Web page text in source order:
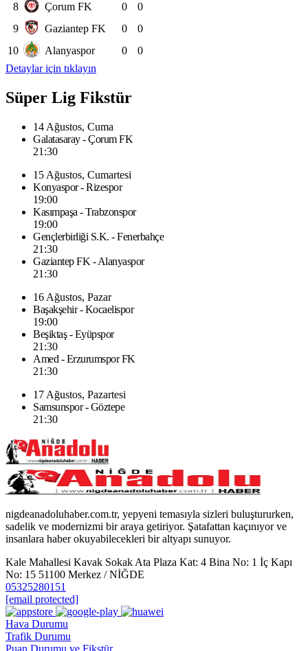
8
Çorum FK 0
0
9
Gaziantep FK 0
0
10
Alanyaspor 0
0
Detaylar için tıklayın
Süper Lig Fikstür
14 Ağustos, Cuma
Galatasaray - Çorum FK
21:30
15 Ağustos, Cumartesi
Konyaspor - Rizespor
19:00
Kasımpaşa - Trabzonspor
19:00
Gençlerbirliği S.K. - Fenerbahçe
21:30
Gaziantep FK - Alanyaspor
21:30
16 Ağustos, Pazar
Başakşehir - Kocaelispor
19:00
Beşiktaş - Eyüpspor
21:30
Amed - Erzurumspor FK
21:30
17 Ağustos, Pazartesi
Samsunspor - Göztepe
21:30
nigdeanadoluhaber.com.tr, yepyeni temasıyla sizleri buluştururken,
sadelik ve modernizmi bir araya getiriyor. Şatafattan kaçınıyor ve
insanlara haber okuyabilecekleri bir altyapı sunuyor.
Kale Mahallesi Kavak Sokak Ata Plaza Kat: 4 Bina No: 1 İç Kapı
No: 15 51100 Merkez / NİĞDE
05325280151
[email protected]
Hava Durumu
Trafik Durumu
Puan Durumu ve Fikstür